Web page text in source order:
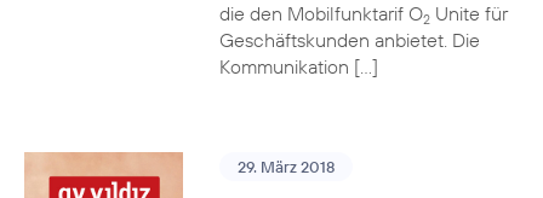
die den Mobilfunktarif O2Unite für
Geschäftskunden anbietet. Die
Kommunikation […]
29. März 2018